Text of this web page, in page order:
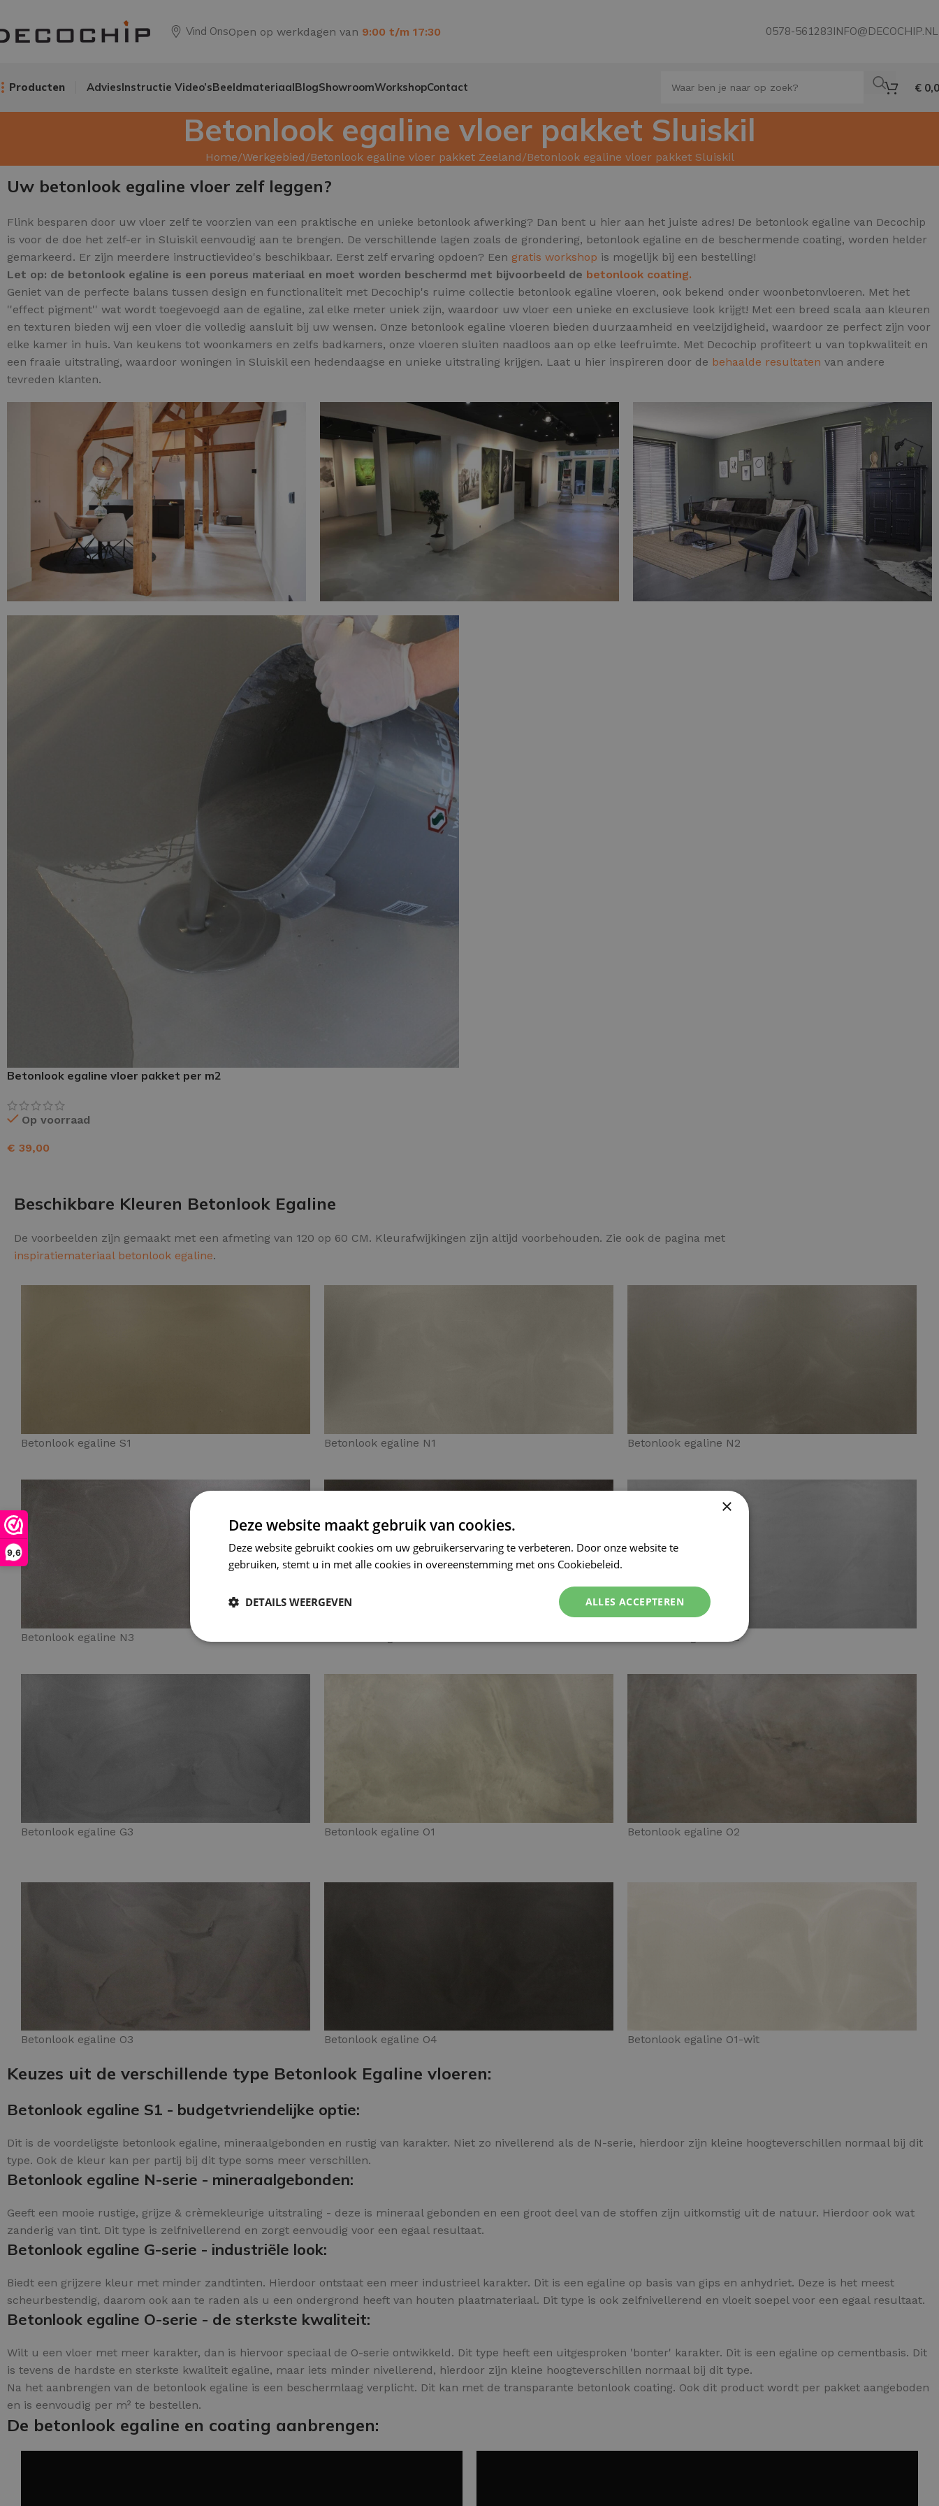
9,6
Vind OnsOpen op werkdagen van 9:00 t/m 17:30 0578-561283INFO@DECOCHIP.NL
Producten
Impregneer snel
Tegelprimer
Schraaplaag PU
EPOXY GIETVLOER
Gietvloer bedrijfsruimte
Gietvloer garage
Toplaag transparant
Toplaag anti-slip
Budget toplaag
Toplaag in kleur
AdviesInstructie Video’sBeeldmateriaalBlogShowroomWorkshopContact €
Betonlook egaline vloer pakket Sluiskil
Home Werkgebied Betonlook egaline vloer pakket Zeeland Betonlook egaline vloer pakket Sluiskil
Uw betonlook egaline vloer zelf leggen?
Flink besparen door uw vloer zelf te voorzien van een praktische en unieke betonlook afwerking? Dan bent u hier aan het juiste adres! De betonlook egaline van Decochip
is voor de doe het zelf-er in Sluiskil eenvoudig aan te brengen. De verschillende lagen zoals de grondering, betonlook egaline en de beschermende coating, worden helder
gemarkeerd. Er zijn meerdere instructievideo's beschikbaar. Eerst zelf ervaring opdoen? Een gratis workshop is mogelijk bij een bestelling!
Let op: de betonlook egaline is een poreus materiaal en moet worden beschermd met bijvoorbeeld de betonlook coating.
Geniet van de perfecte balans tussen design en functionaliteit met Decochip's ruime collectie betonlook egaline vloeren, ook bekend onder woonbetonvloeren. Met het
''effect pigment'' wat wordt toegevoegd aan de egaline, zal elke meter uniek zijn, waardoor uw vloer een unieke en exclusieve look krijgt! Met een breed scala aan kleuren
en texturen bieden wij een vloer die volledig aansluit bij uw wensen. Onze betonlook egaline vloeren bieden duurzaamheid en veelzijdigheid, waardoor ze perfect zijn voor
elke kamer in huis. Van keukens tot woonkamers en zelfs badkamers, onze vloeren sluiten naadloos aan op elke leefruimte. Met Decochip profiteert u van topkwaliteit en
een fraaie uitstraling, waardoor woningen in Sluiskil een hedendaagse en unieke uitstraling krijgen. Laat u hier inspireren door de behaalde resultaten van andere
tevreden klanten.
Betonlook egaline vloer pakket per m2
Op voorraad
€ 39,00
Beschikbare Kleuren Betonlook Egaline
De voorbeelden zijn gemaakt met een afmeting van 120 op 60 CM. Kleurafwijkingen zijn altijd voorbehouden. Zie ook de pagina met
inspiratiemateriaal betonlook egaline.
Betonlook egaline S1 Betonlook egaline N1 Betonlook egaline N2
Betonlook egaline N3 Betonlook egaline G2
Betonlook egaline G3 Betonlook egaline O1 Betonlook egaline O2
Betonlook egaline O3 Betonlook egaline O4 Betonlook egaline O1-wit
Keuzes uit de verschillende type Betonlook Egaline vloeren:
Betonlook egaline S1 - budgetvriendelijke optie:
Dit is de voordeligste betonlook egaline, mineraalgebonden en rustig van karakter. Niet zo nivellerend als de N-serie, hierdoor zijn kleine hoogteverschillen normaal bij dit
type. Ook de kleur kan per partij bij dit type soms meer verschillen.
Betonlook egaline N-serie - mineraalgebonden:
Geeft een mooie rustige, grijze & crèmekleurige uitstraling - deze is mineraal gebonden en een groot deel van de stoffen zijn uitkomstig uit de natuur. Hierdoor ook wat
zanderig van tint. Dit type is zelfnivellerend en zorgt eenvoudig voor een egaal resultaat.
Betonlook egaline G-serie - industriële look:
Biedt een grijzere kleur met minder zandtinten. Hierdoor ontstaat een meer industrieel karakter. Dit is een egaline op basis van gips en anhydriet. Deze is het meest
scheurbestendig, daarom ook aan te raden als u een ondergrond heeft van houten plaatmateriaal. Dit type is ook zelfnivellerend en vloeit soepel voor een egaal resultaat.
Betonlook egaline O-serie - de sterkste kwaliteit:
Wilt u een vloer met meer karakter, dan is hiervoor speciaal de O-serie ontwikkeld. Dit type heeft een uitgesproken 'bonter' karakter. Dit is een egaline op cementbasis. Dit
is tevens de hardste en sterkste kwaliteit egaline, maar iets minder nivellerend, hierdoor zijn kleine hoogteverschillen normaal bij dit type.
Na het aanbrengen van de betonlook egaline is een beschermlaag verplicht. Dit kan met de transparante betonlook coating. Ook dit product wordt per pakket aangeboden
en is eenvoudig per m² te bestellen.
De betonlook egaline en coating aanbrengen:
×
Deze website maakt gebruik van cookies.
Deze website gebruikt cookies om uw gebruikerservaring te verbeteren. Door onze website te
gebruiken, stemt u in met alle cookies in overeenstemming met ons Cookiebeleid.
ALLES ACCEPTEREN
DETAILS WEERGEVEN